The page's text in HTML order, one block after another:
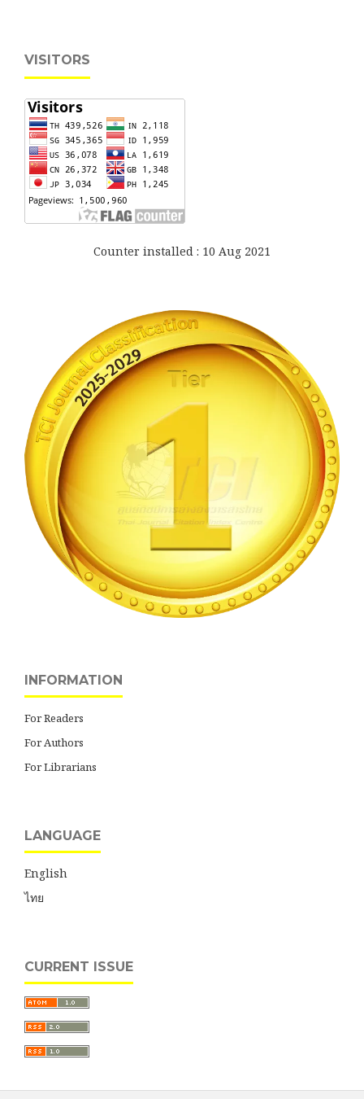
VISITORS
Counter installed : 10 Aug 2021
INFORMATION
For Readers
For Authors
For Librarians
LANGUAGE
English
ไทย
CURRENT ISSUE